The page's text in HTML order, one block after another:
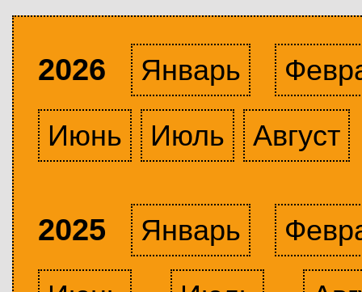
2026 Январь
Июнь
Июль Август
2025 Январь